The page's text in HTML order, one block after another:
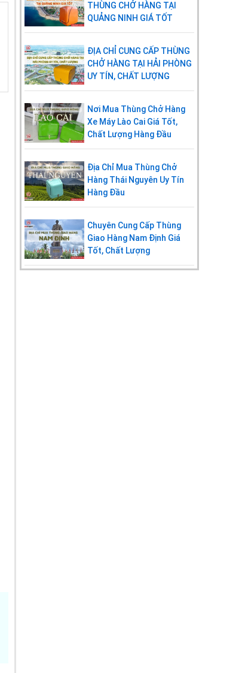
THÙNG CHỞ HÀNG TẠI
QUẢNG NINH GIÁ TỐT
ĐỊA CHỈ CUNG CẤP THÙNG
CHỞ HÀNG TẠI HẢI PHÒNG
UY TÍN, CHẤT LƯỢNG
Nơi Mua Thùng Chở Hàng
Xe Máy Lào Cai Giá Tốt,
Chất Lượng Hàng Đầu
Địa Chỉ Mua Thùng Chở
Hàng Thái Nguyên Uy Tín
Hàng Đầu
Chuyên Cung Cấp Thùng
Giao Hàng Nam Định Giá
Tốt, Chất Lượng